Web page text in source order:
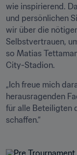
wie inspirierend.
und persönlichen
wir über die
Selbstvertrauen,
so Matias
City-Stadion.
„Ich freue mich
herausragenden
für alle Beteiligten
schaffen.“